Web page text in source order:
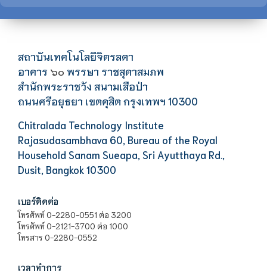
สถาบันเทคโนโลยีจิตรลดา
อาคาร ๖๐ พรรษา ราชสุดาสมภพ
สำนักพระราชวัง สนามเสือป่า
ถนนศรีอยุธยา เขตดุสิต กรุงเทพฯ 10300
Chitralada Technology Institute
Rajasudasambhava 60, Bureau of the Royal
Household Sanam Sueapa, Sri Ayutthaya Rd.,
Dusit, Bangkok 10300
เบอร์ติดต่อ
โทรศัพท์ 0-2280-0551 ต่อ 3200
โทรศัพท์ 0-2121-3700 ต่อ 1000
โทรสาร 0-2280-0552
เวลาทำการ